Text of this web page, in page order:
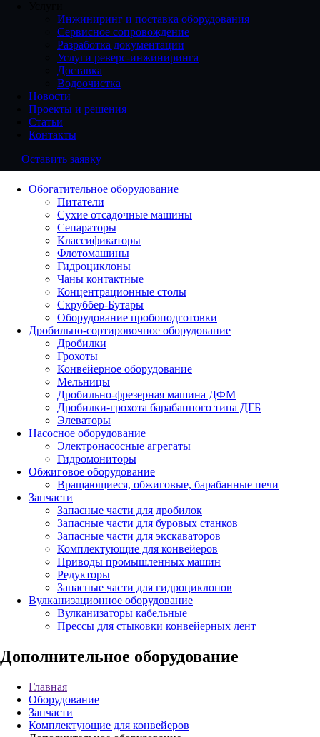
Инжиниринг и поставка оборудования
Сервисное сопровождение
Разработка документации
Услуги реверс-инжиниринга
Доставка
Водоочистка
Новости
Проекты и решения
Статьи
Контакты
Оставить заявку
Обогатительное оборудование
Питатели
Сухие отсадочные машины
Сепараторы
Классификаторы
Флотомашины
Гидроциклоны
Чаны контактные
Концентрационные столы
Скруббер-Бутары
Оборудование пробоподготовки
Дробильно-сортировочное оборудование
Дробилки
Грохоты
Конвейерное оборудование
Мельницы
Дробильно-фрезерная машина ДФМ
Дробилки-грохота барабанного типа ДГБ
Элеваторы
Насосное оборудование
Электронасосные агрегаты
Гидромониторы
Обжиговое оборудование
Вращающиеся, обжиговые, барабанные печи
Запчасти
Запасные части для дробилок
Запасные части для буровых станков
Запасные части для экскаваторов
Комплектующие для конвейеров
Приводы промышленных машин
Редукторы
Запасные части для гидроциклонов
Вулканизационное оборудование
Вулканизаторы кабельные
Прессы для стыковки конвейерных лент
Дополнительное оборудование
Главная
Оборудование
Запчасти
Комплектующие для конвейеров